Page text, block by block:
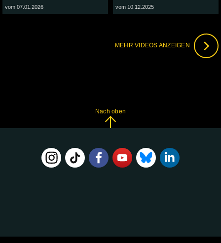
vom 07.01.2026 vom 10.12.2025
MEHR VIDEOS ANZEIGEN
Nach oben